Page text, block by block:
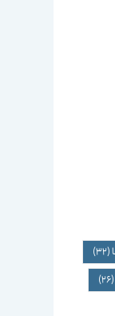
(32)
(26)